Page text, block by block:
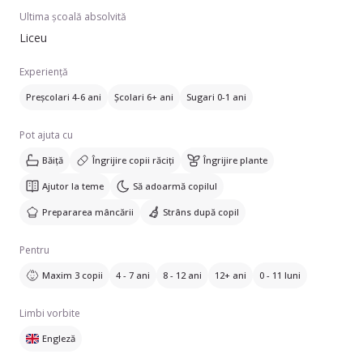
Ultima școală absolvită
Liceu
Experiență
Preșcolari 4-6 ani Școlari 6+ ani Sugari 0-1 ani
Pot ajuta cu
Băiță Îngrijire copii răciți Îngrijire plante
Ajutor la teme Să adoarmă copilul
Prepararea mâncării Strâns după copil
Pentru
Maxim 3 copii 4 - 7 ani 8 - 12 ani 12+ ani 0 - 11 luni
Limbi vorbite
Engleză